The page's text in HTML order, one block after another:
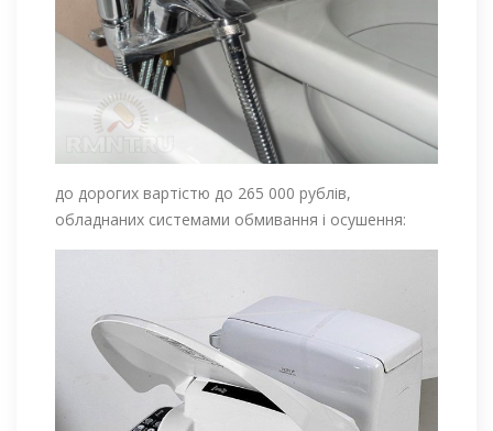
до дорогих вартістю до 265 000 рублів,
обладнаних системами обмивання і осушення: